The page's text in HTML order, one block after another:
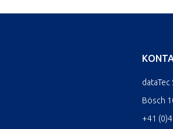
dataTec
Bösch
+41